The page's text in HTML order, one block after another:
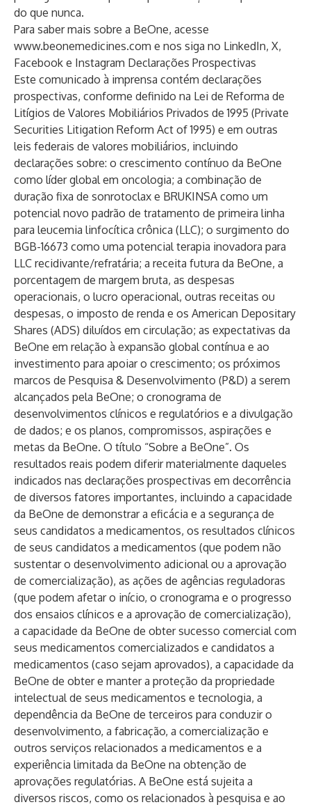
do que nunca.
Para saber mais sobre a BeOne, acesse
www.beonemedicines.com e nos siga no LinkedIn, X,
Facebook e Instagram Declarações Prospectivas
Este comunicado à imprensa contém declarações
prospectivas, conforme definido na Lei de Reforma de
Litígios de Valores Mobiliários Privados de 1995 (Private
Securities Litigation Reform Act of 1995) e em outras
leis federais de valores mobiliários, incluindo
declarações sobre: o crescimento contínuo da BeOne
como líder global em oncologia; a combinação de
duração fixa de sonrotoclax e BRUKINSA como um
potencial novo padrão de tratamento de primeira linha
para leucemia linfocítica crônica (LLC); o surgimento do
BGB-16673 como uma potencial terapia inovadora para
LLC recidivante/refratária; a receita futura da BeOne, a
porcentagem de margem bruta, as despesas
operacionais, o lucro operacional, outras receitas ou
despesas, o imposto de renda e os American Depositary
Shares (ADS) diluídos em circulação; as expectativas da
BeOne em relação à expansão global contínua e ao
investimento para apoiar o crescimento; os próximos
marcos de Pesquisa & Desenvolvimento (P&D) a serem
alcançados pela BeOne; o cronograma de
desenvolvimentos clínicos e regulatórios e a divulgação
de dados; e os planos, compromissos, aspirações e
metas da BeOne. O título “Sobre a BeOne”. Os
resultados reais podem diferir materialmente daqueles
indicados nas declarações prospectivas em decorrência
de diversos fatores importantes, incluindo a capacidade
da BeOne de demonstrar a eficácia e a segurança de
seus candidatos a medicamentos, os resultados clínicos
de seus candidatos a medicamentos (que podem não
sustentar o desenvolvimento adicional ou a aprovação
de comercialização), as ações de agências reguladoras
(que podem afetar o início, o cronograma e o progresso
dos ensaios clínicos e a aprovação de comercialização),
a capacidade da BeOne de obter sucesso comercial com
seus medicamentos comercializados e candidatos a
medicamentos (caso sejam aprovados), a capacidade da
BeOne de obter e manter a proteção da propriedade
intelectual de seus medicamentos e tecnologia, a
dependência da BeOne de terceiros para conduzir o
desenvolvimento, a fabricação, a comercialização e
outros serviços relacionados a medicamentos e a
experiência limitada da BeOne na obtenção de
aprovações regulatórias. A BeOne está sujeita a
diversos riscos, como os relacionados à pesquisa e ao